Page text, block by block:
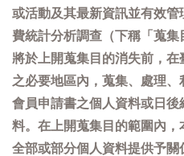
或活動及其最新資訊並有效
費統計分析調查（下稱「蒐
將於上開蒐集目的消失前，
之必要地區內，蒐集、處理
會員申請書之個人資料或日
料。在上開蒐集目的範圍內
全部或部分個人資料提供予關